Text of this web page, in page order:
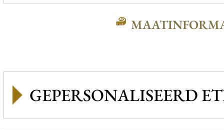
GEPERSONALISEERD